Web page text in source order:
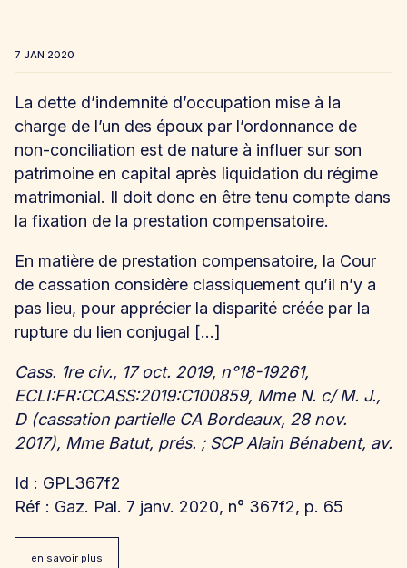
7 JAN 2020
La dette d’indemnité d’occupation mise à la
charge de l’un des époux par l’ordonnance de
non-conciliation est de nature à influer sur son
patrimoine en capital après liquidation du régime
matrimonial. Il doit donc en être tenu compte dans
la fixation de la prestation compensatoire.
En matière de prestation compensatoire, la Cour
de cassation considère classiquement qu’il n’y a
pas lieu, pour apprécier la disparité créée par la
rupture du lien conjugal […]
Cass. 1re civ., 17 oct. 2019, n°18-19261,
ECLI:FR:CCASS:2019:C100859, Mme N. c/ M. J.,
D (cassation partielle CA Bordeaux, 28 nov.
2017), Mme Batut, prés. ; SCP Alain Bénabent, av.
Id : GPL367f2
Réf : Gaz. Pal. 7 janv. 2020, n° 367f2, p. 65
en savoir plus